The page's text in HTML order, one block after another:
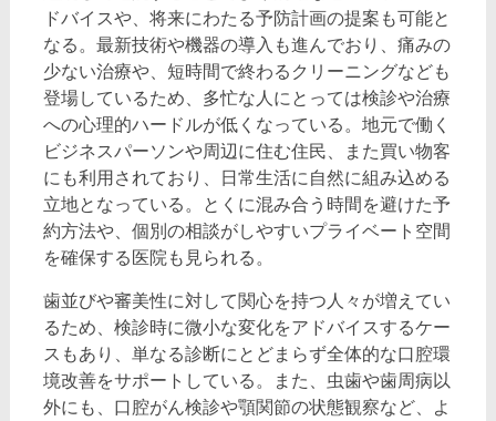
ドバイスや、将来にわたる予防計画の提案も可能と
なる。最新技術や機器の導入も進んでおり、痛みの
少ない治療や、短時間で終わるクリーニングなども
登場しているため、多忙な人にとっては検診や治療
への心理的ハードルが低くなっている。地元で働く
ビジネスパーソンや周辺に住む住民、また買い物客
にも利用されており、日常生活に自然に組み込める
立地となっている。とくに混み合う時間を避けた予
約方法や、個別の相談がしやすいプライベート空間
を確保する医院も見られる。
歯並びや審美性に対して関心を持つ人々が増えてい
るため、検診時に微小な変化をアドバイスするケー
スもあり、単なる診断にとどまらず全体的な口腔環
境改善をサポートしている。また、虫歯や歯周病以
外にも、口腔がん検診や顎関節の状態観察など、よ